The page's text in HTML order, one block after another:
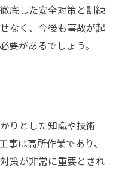
底した安全対策と訓練
なく、今後も事故が起
要があるでしょう。
りとした知識や技術
事は高所作業であり、
策が非常に重要とされ